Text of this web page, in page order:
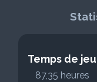
Temps de jeu
87,35 heures